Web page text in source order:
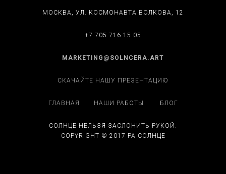
МОСКВА, УЛ. КОСМОНАВТА ВОЛКОВА, 12
+7 705 716 15 05
MARKETING@SOLNCERA.ART
СКАЧАЙТЕ НАШУ ПРЕЗЕНТАЦИЮ
ГЛАВНАЯ НАШИ РАБОТЫ БЛОГ
СОЛНЦЕ НЕЛЬЗЯ ЗАСЛОНИТЬ РУКОЙ.
COPYRIGHT © 2017 РА СОЛНЦЕ